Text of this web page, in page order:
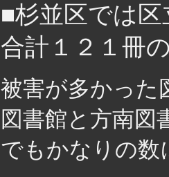
■杉並区では
合計１２１冊
被害が多かった
図書館と方南図
でもかなりの数